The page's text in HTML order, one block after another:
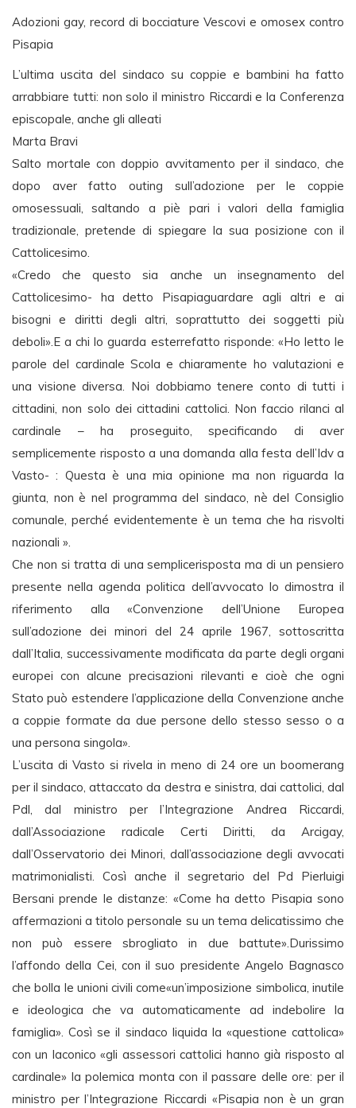
Adozioni gay, record di bocciature Vescovi e omosex contro
Pisapia
L’ultima uscita del sindaco su coppie e bambini ha fatto
arrabbiare tutti: non solo il ministro Riccardi e la Conferenza
episcopale, anche gli alleati
Marta Bravi
Salto mortale con doppio avvitamento per il sindaco, che
dopo aver fatto outing sull’adozione per le coppie
omosessuali, saltando a piè pari i valori della famiglia
tradizionale, pretende di spiegare la sua posizione con il
Cattolicesimo.
«Credo che questo sia anche un insegnamento del
Cattolicesimo- ha detto Pisapiaguardare agli altri e ai
bisogni e diritti degli altri, soprattutto dei soggetti più
deboli».E a chi lo guarda esterrefatto risponde: «Ho letto le
parole del cardinale Scola e chiaramente ho valutazioni e
una visione diversa. Noi dobbiamo tenere conto di tutti i
cittadini, non solo dei cittadini cattolici. Non faccio rilanci al
cardinale – ha proseguito, specificando di aver
semplicemente risposto a una domanda alla festa dell’Idv a
Vasto- : Questa è una mia opinione ma non riguarda la
giunta, non è nel programma del sindaco, nè del Consiglio
comunale, perché evidentemente è un tema che ha risvolti
nazionali ».
Che non si tratta di una semplicerisposta ma di un pensiero
presente nella agenda politica dell’avvocato lo dimostra il
riferimento alla «Convenzione dell’Unione Europea
sull’adozione dei minori del 24 aprile 1967, sottoscritta
dall’Italia, successivamente modificata da parte degli organi
europei con alcune precisazioni rilevanti e cioè che ogni
Stato può estendere l’applicazione della Convenzione anche
a coppie formate da due persone dello stesso sesso o a
una persona singola».
L’uscita di Vasto si rivela in meno di 24 ore un boomerang
per il sindaco, attaccato da destra e sinistra, dai cattolici, dal
Pdl, dal ministro per l’Integrazione Andrea Riccardi,
dall’Associazione radicale Certi Diritti, da Arcigay,
dall’Osservatorio dei Minori, dall’associazione degli avvocati
matrimonialisti. Così anche il segretario del Pd Pierluigi
Bersani prende le distanze: «Come ha detto Pisapia sono
affermazioni a titolo personale su un tema delicatissimo che
non può essere sbrogliato in due battute».Durissimo
l’affondo della Cei, con il suo presidente Angelo Bagnasco
che bolla le unioni civili come«un’imposizione simbolica, inutile
e ideologica che va automaticamente ad indebolire la
famiglia». Così se il sindaco liquida la «questione cattolica»
con un laconico «gli assessori cattolici hanno già risposto al
cardinale» la polemica monta con il passare delle ore: per il
ministro per l’Integrazione Riccardi «Pisapia non è un gran